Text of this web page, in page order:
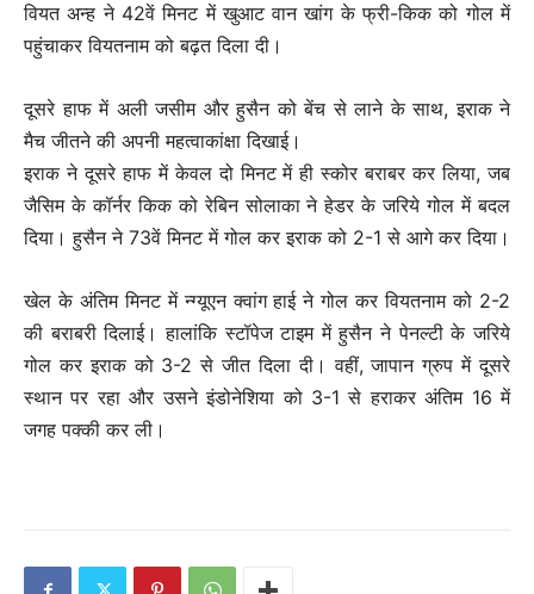
वियत अन्ह ने 42वें मिनट में खुआट वान खांग के फ्री-किक को गोल में
पहुंचाकर वियतनाम को बढ़त दिला दी।
दूसरे हाफ में अली जसीम और हुसैन को बेंच से लाने के साथ, इराक ने
मैच जीतने की अपनी महत्वाकांक्षा दिखाई।
इराक ने दूसरे हाफ में केवल दो मिनट में ही स्कोर बराबर कर लिया, जब
जैसिम के कॉर्नर किक को रेबिन सोलाका ने हेडर के जरिये गोल में बदल
दिया। हुसैन ने 73वें मिनट में गोल कर इराक को 2-1 से आगे कर दिया।
खेल के अंतिम मिनट में न्ग्यूएन क्वांग हाई ने गोल कर वियतनाम को 2-2
की बराबरी दिलाई। हालांकि स्टॉपेज टाइम में हुसैन ने पेनल्टी के जरिये
गोल कर इराक को 3-2 से जीत दिला दी। वहीं, जापान ग्रुप में दूसरे
स्थान पर रहा और उसने इंडोनेशिया को 3-1 से हराकर अंतिम 16 में
जगह पक्की कर ली।